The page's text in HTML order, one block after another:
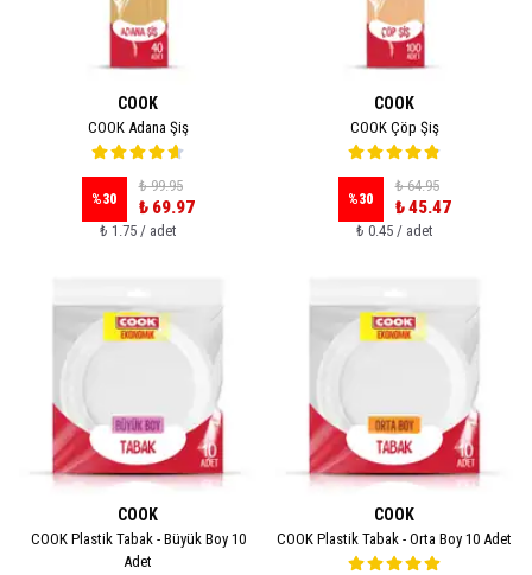
COOK
COOK Adana Şiş
%30
₺ 99.95
₺ 69.97
₺ 1.75 / adet
COOK
COOK Çöp Şiş
%30
₺ 64.95
₺ 45.47
₺ 0.45 / adet
COOK
COOK Plastik Tabak - Büyük Boy 10
Adet
COOK
COOK Plastik Tabak - Orta Boy 10 Adet